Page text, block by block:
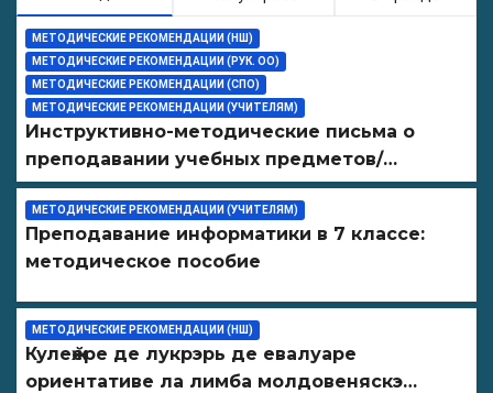
МЕТОДИЧЕСКИЕ РЕКОМЕНДАЦИИ (НШ)
МЕТОДИЧЕСКИЕ РЕКОМЕНДАЦИИ (РУК. ОО)
МЕТОДИЧЕСКИЕ РЕКОМЕНДАЦИИ (СПО)
МЕТОДИЧЕСКИЕ РЕКОМЕНДАЦИИ (УЧИТЕЛЯМ)
Инструктивно-методические письма о
преподавании учебных предметов/
дисциплин в организациях образования
ПМР на 2026/27 уч. год
МЕТОДИЧЕСКИЕ РЕКОМЕНДАЦИИ (УЧИТЕЛЯМ)
Преподавание информатики в 7 классе:
методическое пособие
МЕТОДИЧЕСКИЕ РЕКОМЕНДАЦИИ (НШ)
Кулеӂере де лукрэрь де евалуаре
ориентативе ла лимба молдовеняскэ